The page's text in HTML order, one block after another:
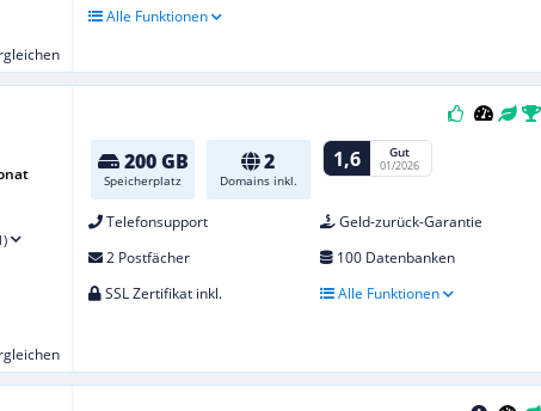
Alle Funktionen
200 GB
Speicherplatz
2
Domains inkl.
1,6 Gut
01/2026
Telefonsupport
Geld-zurück-Garantie
2 Postfächer
100 Datenbanken
SSL Zertifikat inkl.
Alle Funktionen